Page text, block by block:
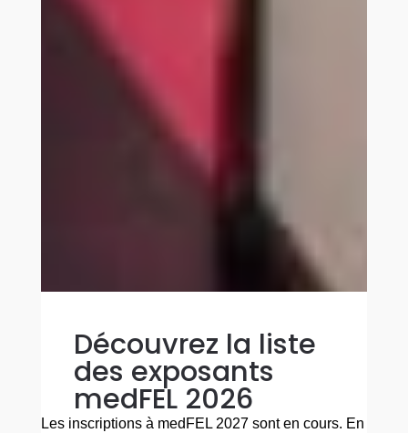
Découvrez la liste
des exposants
medFEL 2026
Les inscriptions à medFEL 2027 sont en cours. En